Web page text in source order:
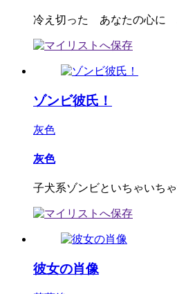
冷え切った あなたの心に
ゾンビ彼氏！
灰色
灰色
子犬系ゾンビといちゃいちゃ
彼女の肖像